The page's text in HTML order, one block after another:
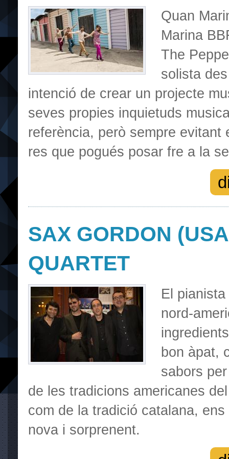
Quan
Marina
The
solista
intenció de crear un projecte
seves propies inquietuds
referència, però sempre evitant
res que pogués posar fre a la
SAX GORDON
QUARTET
El
nord-
bon àpat,
sabors
de les tradicions americanes
com de la tradició catalana,
nova i sorprenent.